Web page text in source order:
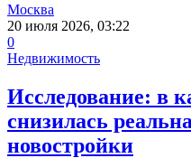
Москва
20 июля 2026, 03:22
0
Недвижимость
Исследование: в
снизилась
новостройки